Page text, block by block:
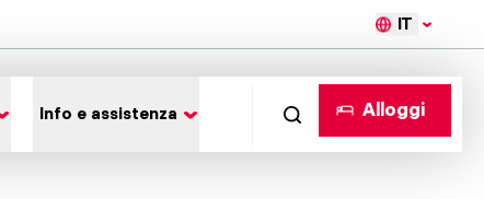
IT
Info e assistenza Alloggi